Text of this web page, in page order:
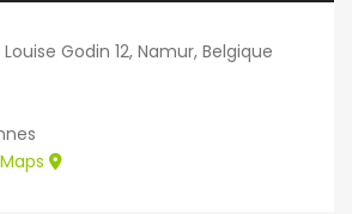
Godin 12, Namur, Belgique